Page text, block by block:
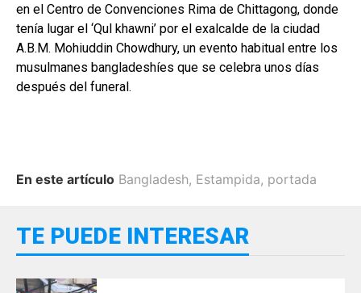
en el Centro de Convenciones Rima de Chittagong, donde
tenía lugar el ‘Qul khawni’ por el exalcalde de la ciudad
A.B.M. Mohiuddin Chowdhury, un evento habitual entre los
musulmanes bangladeshíes que se celebra unos días
después del funeral.
En este artículo Bangladesh, Estampida, portada
TE PUEDE INTERESAR